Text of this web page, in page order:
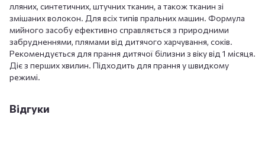
лляних, синтетичних, штучних тканин, а також тканин зі
змішаних волокон. Для всіх типів пральних машин. Формула
мийного засобу ефективно справляється з природними
забрудненнями, плямами від дитячого харчування, соків.
Рекомендується для прання дитячої білизни з віку від 1 місяця.
Діє з перших хвилин. Підходить для прання у швидкому
режимі.
Відгуки